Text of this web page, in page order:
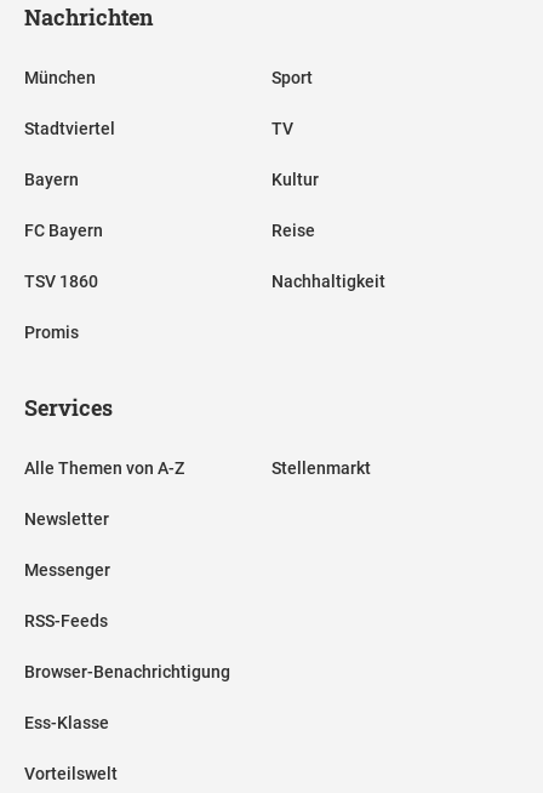
Nachrichten
München
Stadtviertel
Bayern
FC Bayern
TSV 1860
Promis
Sport
TV
Kultur
Reise
Nachhaltigkeit
Services
Alle Themen von A-Z
Newsletter
Messenger
RSS-Feeds
Browser-Benachrichtigung
Ess-Klasse
Vorteilswelt
Stellenmarkt